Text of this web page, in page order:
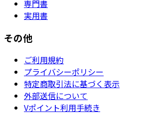
専門書
実用書
その他
ご利用規約
プライバシーポリシー
特定商取引法に基づく表示
外部送信について
Vポイント利用手続き